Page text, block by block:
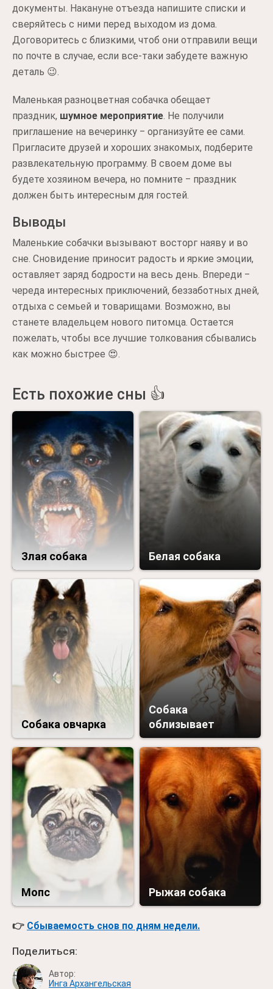
документы. Накануне отъезда напишите списки и
сверяйтесь с ними перед выходом из дома.
Договоритесь с близкими, чтоб они отправили вещи
по почте в случае, если все-таки забудете важную
деталь 😉.
Маленькая разноцветная собачка обещает
праздник, шумное мероприятие. Не получили
приглашение на вечеринку ‒ организуйте ее сами.
Пригласите друзей и хороших знакомых, подберите
развлекательную программу. В своем доме вы
будете хозяином вечера, но помните ‒ праздник
должен быть интересным для гостей.
Выводы
Маленькие собачки вызывают восторг наяву и во
сне. Сновидение приносит радость и яркие эмоции,
оставляет заряд бодрости на весь день. Впереди ‒
череда интересных приключений, беззаботных дней,
отдыха с семьей и товарищами. Возможно, вы
станете владельцем нового питомца. Остается
пожелать, чтобы все лучшие толкования сбывались
как можно быстрее 😍.
Есть похожие сны 👍
Злая собака Белая собака
Собака овчарка
Собака
облизывает
Мопс Рыжая собака
👉 Сбываемость снов по дням недели.
Поделиться:
Автор:
Инга Архангельская